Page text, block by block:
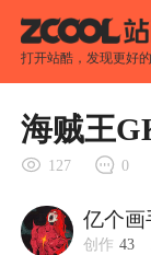
打开站酷，发现更好的
海贼王
127 0
亿个画
创作 43